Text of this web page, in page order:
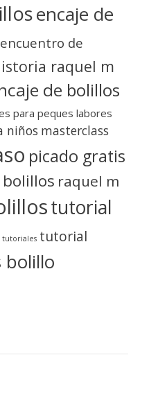
encaje de
encuentro de
raquel m
de bolillos
para peques labores
niños masterclass
picado gratis
raquel m
tutorial
tutoriales tutorial
bolillo